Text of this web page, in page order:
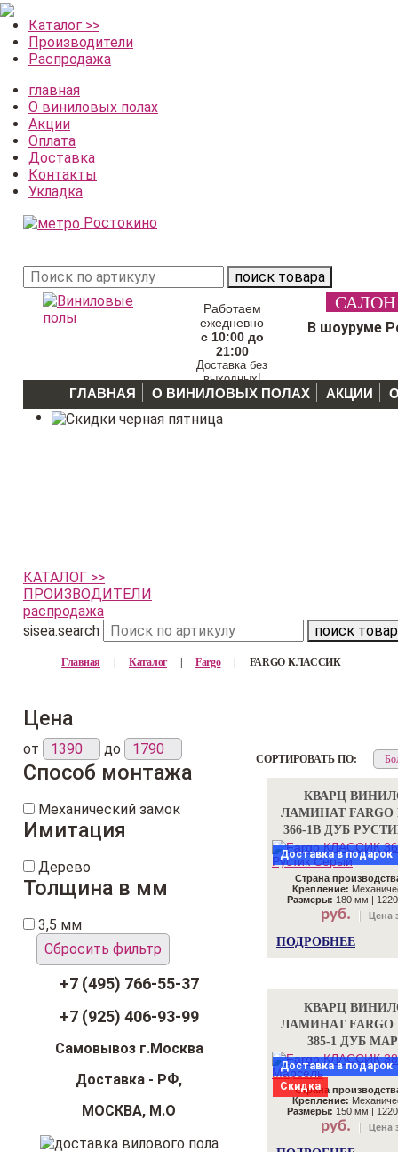
Каталог >>
Производители
Распродажа
главная
О виниловых полах
Акции
Оплата
Доставка
Контакты
Укладка
Ростокино
поиск товара
Работаем
ежедневно
с 10:00 до
21:00
Доставка без
выходных!
В шоуруме
ГЛАВНАЯ О ВИНИЛОВЫХ ПОЛАХ АКЦИИ
КАТАЛОГ >>
ПРОИЗВОДИТЕЛИ
распродажа
sisea.search
поиск
Главная Каталог Fargo FARGO КЛАССИК
СОРТИРОВАТЬ ПО:
КВАРЦ
ЛАМИНАТ
366-1В ДУБ
Доставка в подарок
Страна
Крепление:
Размеры: 180 мм |
руб. Цена
ПОДРОБНЕЕ
КВАРЦ
ЛАМИНАТ
385-1 ДУБ
Доставка в подарок
Скидка
Страна
Крепление:
Размеры: 150 мм |
руб. Цена
Цена
от до
Способ монтажа
Механический замок
Имитация
Дерево
Толщина в мм
3,5 мм
Сбросить фильтр
+7 (495) 766-55-37
+7 (925) 406-93-99
Самовывоз г.Москва
Доставка - РФ,
МОСКВА, М.О